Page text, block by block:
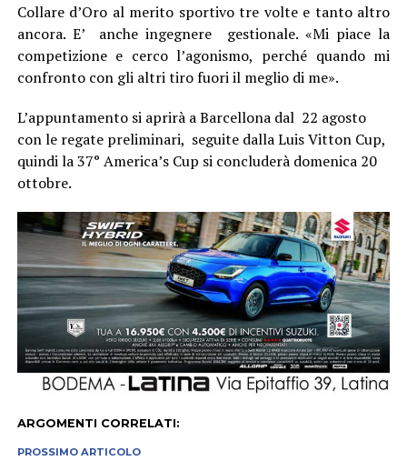
Collare d’Oro al merito sportivo tre volte e tanto altro
ancora. E’ anche ingegnere gestionale. «Mi piace la
competizione e cerco l’agonismo, perché quando mi
confronto con gli altri tiro fuori il meglio di me».
L’appuntamento si aprirà a Barcellona dal 22 agosto
con le regate preliminari, seguite dalla Luis Vitton Cup,
quindi la 37° America’s Cup si concluderà domenica 20
ottobre.
ARGOMENTI CORRELATI:
PROSSIMO ARTICOLO